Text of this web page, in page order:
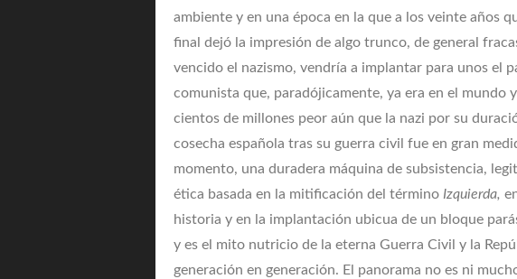
ambiente y en una época en la que a los veinte años
final dejó la impresión de algo trunco, de general
vencido el nazismo, vendría a implantar para unos el
comunista que, paradójicamente, ya era en el
cientos de millones peor aún que la nazi por su
cosecha española tras su guerra civil fue en gran
momento, una duradera máquina de subsistencia,
ética basada en la mitificación del término Izquierda,
historia y en la implantación ubicua de un bloque
y es el mito nutricio de la eterna Guerra Civil y la
generación en generación. El panorama no es ni